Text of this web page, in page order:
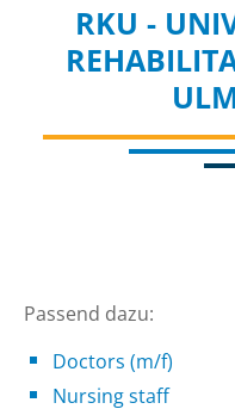
RKU -
Passend dazu:
Doctors (m/f)
Nursing staff